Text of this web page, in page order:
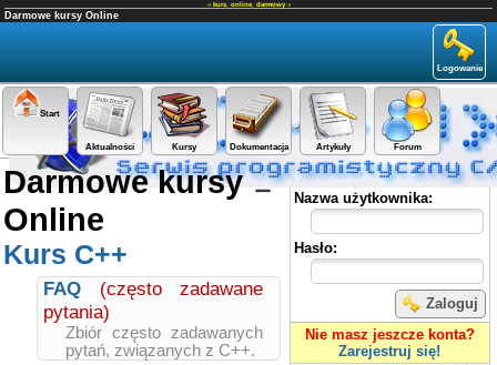
« kurs, online, darmowy»
Darmowe kursy Online
Logowanie
Start
Aktualności Kursy Dokumentacja Artykuły Forum
Panel użytkownika
Nazwa użytkownika:
Hasło:
Zaloguj
Nie masz jeszcze konta?
Zarejestruj się!
Darmowe kursy
Online
Kurs C++
FAQ
(często zadawane
pytania)
Zbiór często zadawanych
pytań, związanych z C++.